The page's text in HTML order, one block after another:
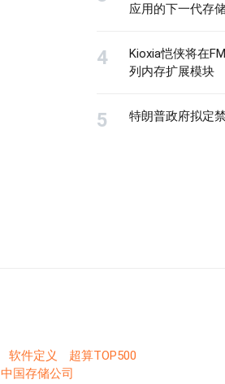
应用的下一代存
Kioxia恺侠将在
列内存扩展模块
特朗普政府拟定
软件定义
超算TOP500
中国存储公司